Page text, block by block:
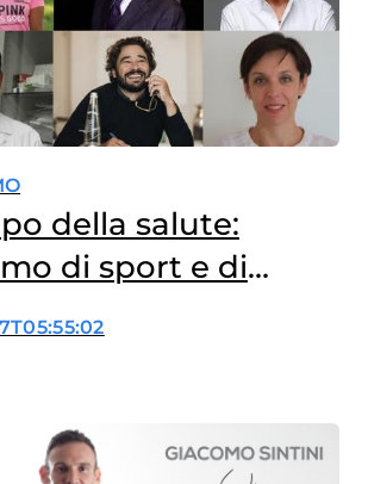
della salute:
di sport e di
elettroniche